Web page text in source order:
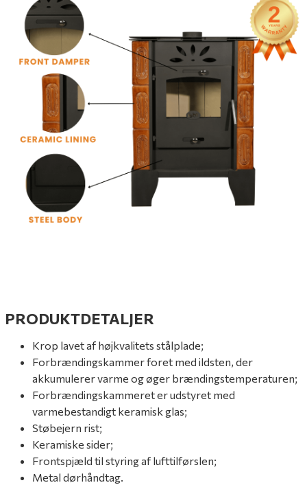
PRODUKTDETALJER
Krop lavet af højkvalitets stålplade;
Forbrændingskammer foret med ildsten, der
akkumulerer varme og øger brændingstemperaturen;
Forbrændingskammeret er udstyret med
varmebestandigt keramisk glas;
Støbejern rist;
Keramiske sider;
Frontspjæld til styring af lufttilførslen;
Metal dørhåndtag.